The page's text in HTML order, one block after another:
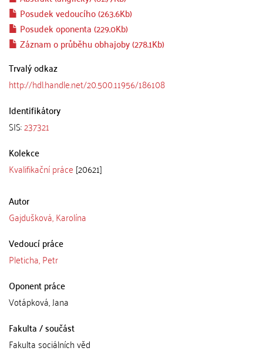
Posudek vedoucího (263.6Kb)
Posudek oponenta (229.0Kb)
Záznam o průběhu obhajoby (278.1Kb)
Trvalý odkaz
http://hdl.handle.net/20.500.11956/186108
Identifikátory
SIS:237321
Kolekce
Kvalifikační práce [20621]
Autor
Gajdušková, Karolína
Vedoucí práce
Pleticha, Petr
Oponent práce
Votápková, Jana
Fakulta / součást
Fakulta sociálních věd